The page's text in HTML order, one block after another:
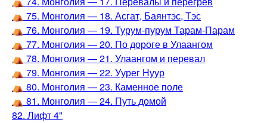
⛺️ 75. Монголия — 18. Асгат, Баянтэс, Тэс
⛺️ 76. Монголия — 19. Турум-пурум Тарам-Парам
⛺️ 77. Монголия — 20. По дороге в Улаангом
⛺️ 78. Монголия — 21. Улаангом и перевал
⛺️ 79. Монголия — 22. Уурег Нуур
⛺️ 80. Монголия — 23. Каменное поле
⛺️ 81. Монголия — 24. Путь домой
82. Лифт 4"